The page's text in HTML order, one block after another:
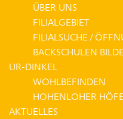
ÜBER UNS
FILIALGEBIET
FILIALSUCHE /
BACKSCHULEN
UR-DINKEL
WOHLBEFINDEN
HOHENLOHER HÖFE
AKTUELLES